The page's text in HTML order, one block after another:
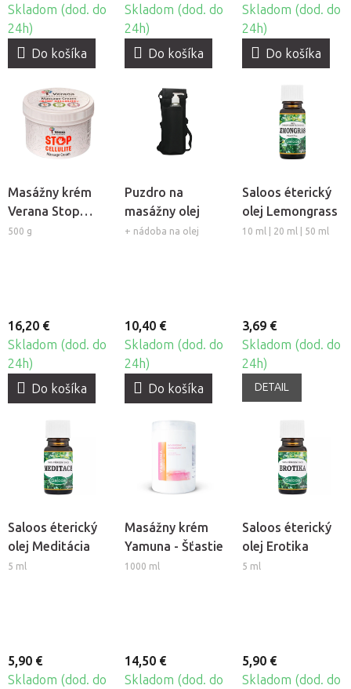
Skladom (dod. do
24h)
Do košíka
Skladom (dod. do
24h)
Do košíka
Skladom (dod. do
24h)
Do košíka
Masážny krém
Verana Stop
Celulitíde
500 g
16,20 €
Skladom (dod. do
24h)
Do košíka
Puzdro na
masážny olej
+ nádoba na olej
10,40 €
Skladom (dod. do
24h)
Do košíka
Saloos éterický
olej Lemongrass
10 ml | 20 ml | 50 ml
3,69 €
Skladom (dod. do
24h)
DETAIL
Saloos éterický
olej Meditácia
5 ml
5,90 €
Skladom (dod. do
Masážny krém
Yamuna - Šťastie
1000 ml
14,50 €
Skladom (dod. do
Saloos éterický
olej Erotika
5 ml
5,90 €
Skladom (dod. do